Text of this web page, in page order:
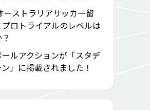
ーストラリアサッカー留
ロトライアルのレベルは
ルアクションが「スタデ
」に掲載されました！